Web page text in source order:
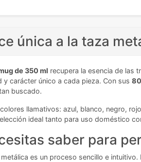
única a la taza
de 350 ml recupera la esencia de las
y carácter único a cada pieza. Con sus
buscado.
llamativos: azul, blanco, negro,
ideal tanto para uso doméstico
saber para
es un proceso sencillo e